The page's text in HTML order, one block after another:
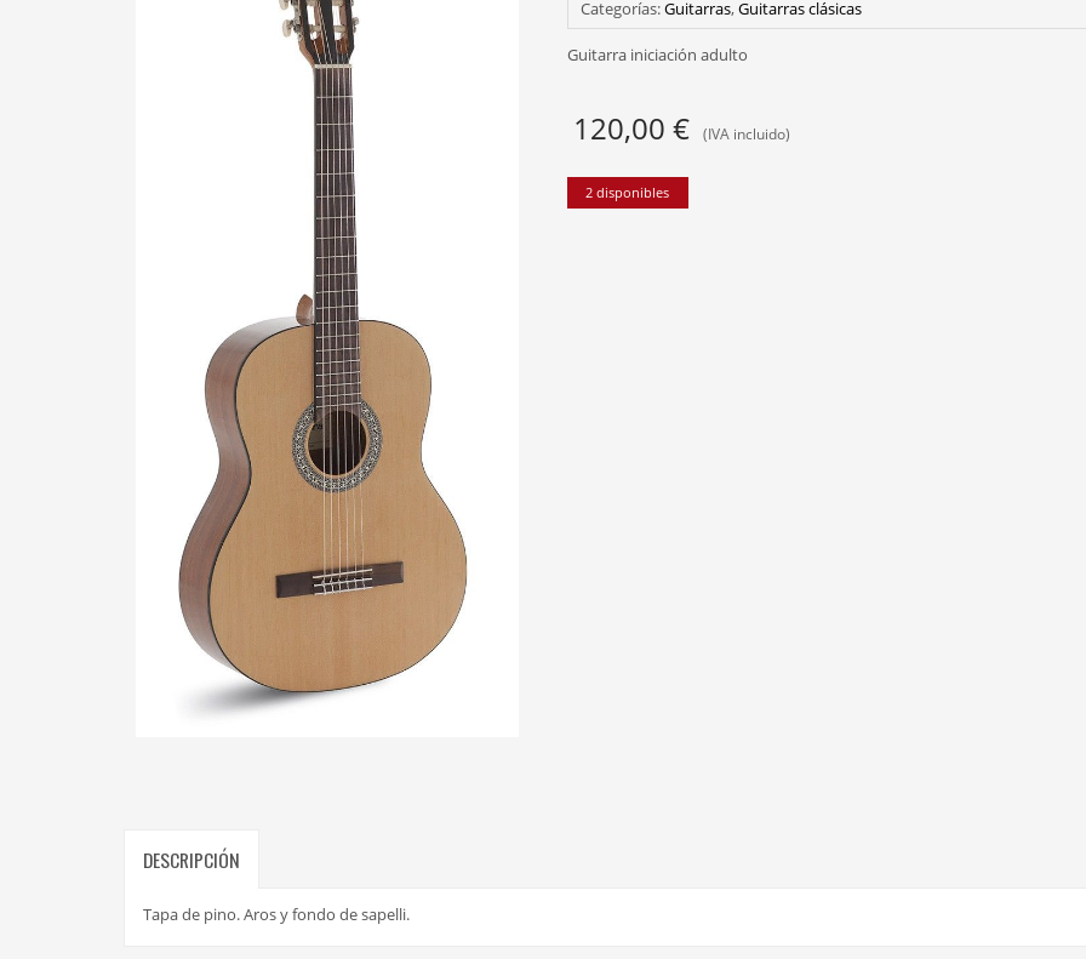
Categorías:Guitarras,Guitarras clásicas
Guitarra iniciación adulto
120,00 € (IVA incluido)
2 disponibles
DESCRIPCIÓN
Tapa de pino. Aros y fondo de sapelli.